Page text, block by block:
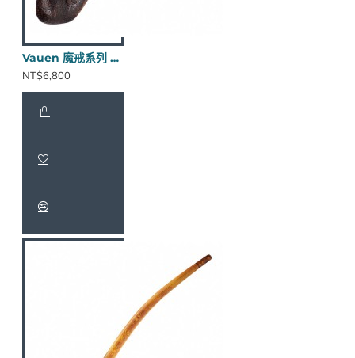
Vauen 魔戒系列 Modon S 長斗
NT$6,800